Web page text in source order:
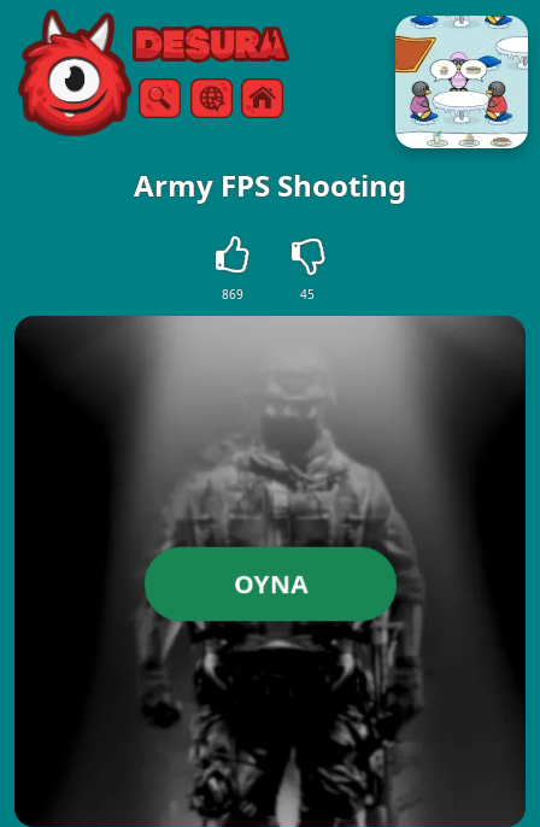
Free Online Games
AramaMenü
Army FPS Shooting
869 45
OYNA